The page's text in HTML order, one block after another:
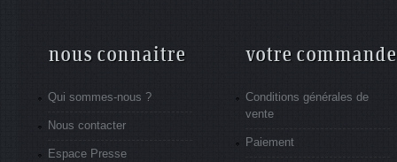
nous connaitre
Qui sommes-nous ?
Nous contacter
Espace Presse
votre commande
Conditions générales de
vente
Paiement